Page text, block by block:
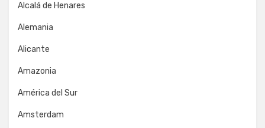
Alcalá de Henares
Alemania
Alicante
Amazonia
América del Sur
Amsterdam